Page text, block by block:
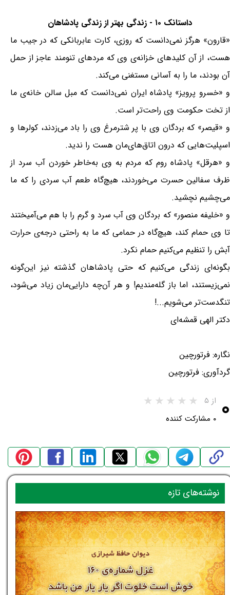
داستانک ۱۰ - زندگی بهتر از زندگی پادشاهان
«قارون» هرگز نمی‌دانست که روزی، کارت عابربانکی که در جیب ما
هست، از آن کلیدهای خزانه‌ی وی که مردهای تنومند عاجز از حمل
آن بودند، ما را به آسانی مستغنی می‌کند.
و «خسرو پرويز» پادشاه ایران نمی‌دانست که مبل سالن خانه‌ی ما
از تخت حکومت وی راحت‌تر است.
و «قیصر» که بردگان وی با پر شترمرغ وی را باد می‌زدند، کولرها و
اسپلیت‌هایی که درون اتاق‌های‌مان هست را ندید.
و «هرقل» پادشاه روم که مردم به وی به‌خاطر خوردن آب سرد از
ظرف سفالین حسرت می‌خوردند، هیچ‌گاه طعم آب سردی را که ما
می‌چشیم نچشید.
و «خلیفه منصور» که بردگان وی آب سرد و گرم را با هم می‌آمیختند
تا وی حمام کند، هیچ‌گاه در حمامی که ما به راحتی درجه‌ی حرارت
آبش را تنظیم می‌کنیم حمام نکرد.
بگونه‌ای زندگی می‌کنیم که حتی پادشاهان گذشته نيز این‌گونه
نمی‌زیستند، اما باز گله‌منديم! و هر آن‌چه دارایی‌مان زیاد می‌شود،
تنگدست‌تر می‌شویم...!
دکتر الهی قمشه‌ای
نگاره: فرتورچین
گردآوری: فرتورچین
۰ از ۵
۰ مشارکت کننده
نوشته‌های تازه